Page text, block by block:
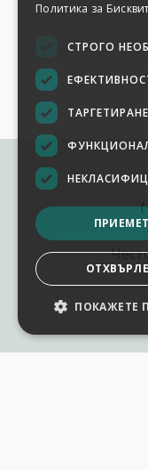
Политика за
СТРОГО
ТАРГЕТИРАНЕ
ПОКАЖЕТЕ